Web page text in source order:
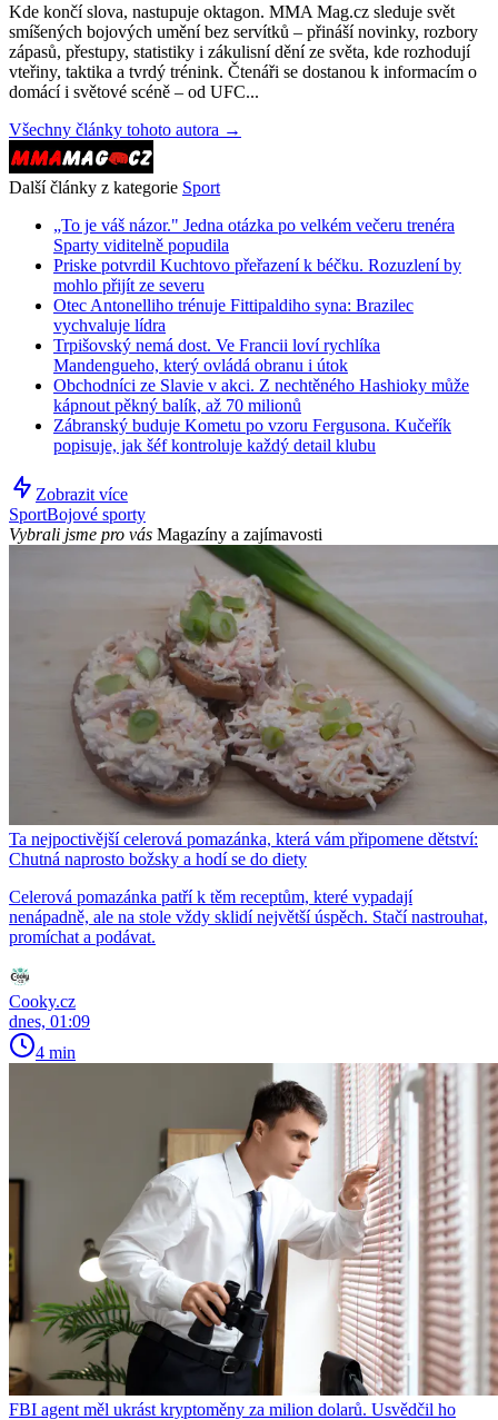
Kde končí slova, nastupuje oktagon. MMA Mag.cz sleduje svět
smíšených bojových umění bez servítků – přináší novinky, rozbory
zápasů, přestupy, statistiky i zákulisní dění ze světa, kde rozhodují
vteřiny, taktika a tvrdý trénink. Čtenáři se dostanou k informacím o
domácí i světové scéně – od UFC...
Všechny články tohoto autora →
Další články z kategorie Sport
„To je váš názor." Jedna otázka po velkém večeru trenéra
Sparty viditelně popudila
Priske potvrdil Kuchtovo přeřazení k béčku. Rozuzlení by
mohlo přijít ze severu
Otec Antonelliho trénuje Fittipaldiho syna: Brazilec
vychvaluje lídra
Trpišovský nemá dost. Ve Francii loví rychlíka
Mandengueho, který ovládá obranu i útok
Obchodníci ze Slavie v akci. Z nechtěného Hashioky může
kápnout pěkný balík, až 70 milionů
Zábranský buduje Kometu po vzoru Fergusona. Kučeřík
popisuje, jak šéf kontroluje každý detail klubu
Zobrazit více
SportBojové sporty
Vybrali jsme pro vás Magazíny a zajímavosti
Ta nejpoctivější celerová pomazánka, která vám připomene dětství:
Chutná naprosto božsky a hodí se do diety
Celerová pomazánka patří k těm receptům, které vypadají
nenápadně, ale na stole vždy sklidí největší úspěch. Stačí nastrouhat,
promíchat a podávat.
Cooky.cz
dnes, 01:09
4 min
FBI agent měl ukrást kryptoměny za milion dolarů. Usvědčil ho